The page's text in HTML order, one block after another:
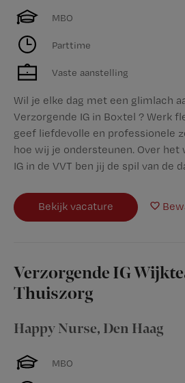
MBO
Parttime
Vaste aanstelling
Wil je elke dag met een glimlach
Verzorgende IG in Boxtel ? Werk
geef liefdevolle en professionele
hoe wij je ondersteunen. Over het
IG in de VVT ben jij de spil van de
Bekijk vacature
Verzorgende IG
Thuiszorg
Happy Nurse, Den Haag
MBO